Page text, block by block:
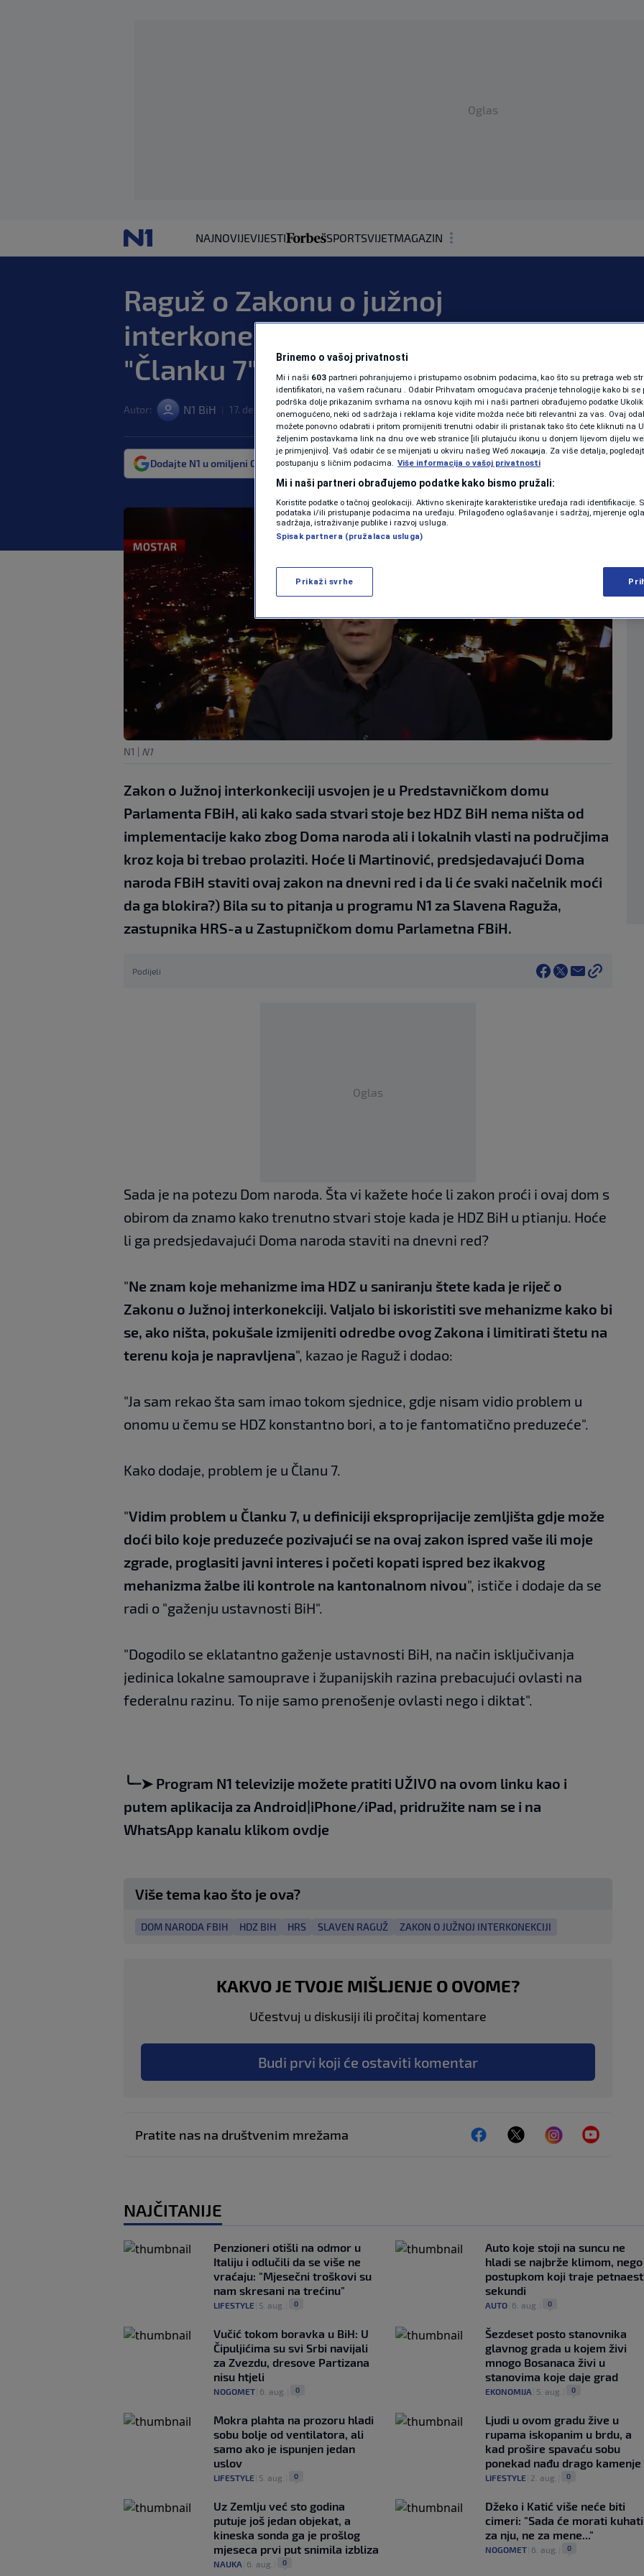
Oglas
NAJNOVIJEVIJESTI SPORTSVIJETMAGAZIN
KOLUMNE
PODCAST
N1 SPECIJAL
FENOMENI
NEISTRAŽENO
VIRALNO
Raguž o Zakonu o južnoj
interkonekciji: Vidim problem u
"Članku 7"
Autor: N1 BiH 17. dec. 2024. 20:03 DAN UŽIVO 0 komentara
Dodajte N1 u omiljeni Google izvor Više
N1 | N1
Zakon o Južnoj interkonkeciji usvojen je u Predstavničkom domu
Parlamenta FBiH, ali kako sada stvari stoje bez HDZ BiH nema ništa od
implementacije kako zbog Doma naroda ali i lokalnih vlasti na područjima
kroz koja bi trebao prolaziti. Hoće li Martinović, predsjedavajući Doma
naroda FBiH staviti ovaj zakon na dnevni red i da li će svaki načelnik moći
da ga blokira?) Bila su to pitanja u programu N1 za Slavena Raguža,
zastupnika HRS-a u Zastupničkom domu Parlametna FBiH.
Podijeli
Oglas
Sada je na potezu Dom naroda. Šta vi kažete hoće li zakon proći i ovaj dom s
obirom da znamo kako trenutno stvari stoje kada je HDZ BiH u ptianju. Hoće
li ga predsjedavajući Doma naroda staviti na dnevni red?
"Ne znam koje mehanizme ima HDZ u saniranju štete kada je riječ o
Zakonu o Južnoj interkonekciji. Valjalo bi iskoristiti sve mehanizme kako bi
se, ako ništa, pokušale izmijeniti odredbe ovog Zakona i limitirati štetu na
terenu koja je napravljena", kazao je Raguž i dodao:
"Ja sam rekao šta sam imao tokom sjednice, gdje nisam vidio problem u
onomu u čemu se HDZ konstantno bori, a to je fantomatično preduzeće".
Kako dodaje, problem je u Članu 7.
"Vidim problem u Članku 7, u definiciji eksproprijacije zemljišta gdje može
doći bilo koje preduzeće pozivajući se na ovaj zakon ispred vaše ili moje
zgrade, proglasiti javni interes i početi kopati ispred bez ikakvog
mehanizma žalbe ili kontrole na kantonalnom nivou", ističe i dodaje da se
radi o "gaženju ustavnosti BiH".
"Dogodilo se eklatantno gaženje ustavnosti BiH, na način isključivanja
jedinica lokalne samouprave i županijskih razina prebacujući ovlasti na
federalnu razinu. To nije samo prenošenje ovlasti nego i diktat".
╰┈➤ Program N1 televizije možete pratiti UŽIVO na ovom linku kao i
putem aplikacija za Android|iPhone/iPad, pridružite nam se i na
WhatsApp kanalu klikom ovdje
Više tema kao što je ova?
DOM NARODA FBIH HDZ BIH HRS SLAVEN RAGUŽ ZAKON O JUŽNOJ INTERKONEKCIJI
KAKVO JE TVOJE MIŠLJENJE O OVOME?
Učestvuj u diskusiji ili pročitaj komentare
Budi prvi koji će ostaviti komentar
Pratite nas na društvenim mrežama
NAJČITANIJE
Penzioneri otišli na odmor u
Italiju i odlučili da se više ne
vraćaju: "Mjesečni troškovi su
nam skresani na trećinu"
LIFESTYLE 5. aug. 0
Auto koje stoji na suncu ne
hladi se najbrže klimom, nego
postupkom koji traje petnaest
sekundi
AUTO| 6. aug. 0
Vučić tokom boravka u BiH: U
Čipuljićima su svi Srbi navijali
za Zvezdu, dresove Partizana
nisu htjeli
NOGOMET 6. aug. 0
Šezdeset posto stanovnika
glavnog grada u kojem živi
mnogo Bosanaca živi u
stanovima koje daje grad
EKONOMIJA 5. aug. 0
Mokra plahta na prozoru hladi
sobu bolje od ventilatora, ali
samo ako je ispunjen jedan
uslov
LIFESTYLE 5. aug. 0
Ljudi u ovom gradu žive u
rupama iskopanim u brdu, a
kad prošire spavaću sobu
ponekad nađu drago kamenje
LIFESTYLE| 2. aug. 0
Uz Zemlju već sto godina
putuje još jedan objekat, a
kineska sonda ga je prošlog
mjeseca prvi put snimila izbliza
NAUKA 6. aug. 0
Džeko i Katić više neće biti
cimeri: "Sada će morati kuhati
za nju, ne za mene..."
NOGOMET| 6. aug. 0
Brinemo o vašoj privatnosti
Mi i naši 603 partneri pohranjujemo i pristupamo osobnim podacima, kao što su pretraga web
identifikatori, na vašem računaru . Odabir Prihvatam omogućava praćenje tehnologije kako bi se
podrška dolje prikazanim svrhama na osnovu kojih mi i naši partneri obrađujemo podatke
onemogućeno, neki od sadržaja i reklama koje vidite možda neće biti relevantni za vas. Ovaj
možete ponovno odabrati i pritom promijeniti trenutni odabir ili pristanak tako što ćete kliknuti na
željenim postavkama link na dnu ove web stranice [ili plutajuću ikonu u donjem lijevom dijelu
je primjenjivo]. Vaš odabir će se mijenjati u okviru našeg Wеб локација. Za više detalja,
postupanju s ličnim podacima. Više informacija o vašoj privatnosti
Mi i naši partneri obrađujemo podatke kako bismo pružali:
Koristite podatke o tačnoj geolokaciji. Aktivno skenirajte karakteristike uređaja radi identifikacije.
podataka i/ili pristupanje podacima na uređaju. Prilagođeno oglašavanje i sadržaj, mjerenje
sadržaja, istraživanje publike i razvoj usluga.
Spisak partnera (pružalaca usluga)
Prikaži svrhe